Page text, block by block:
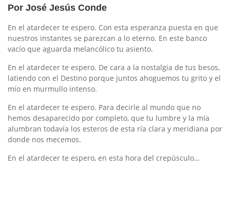
Por José Jesús Conde
En el atardecer te espero. Con esta esperanza puesta en que
nuestros instantes se parezcan a lo eterno. En este banco
vacío que aguarda melancólico tu asiento.
En el atardecer te espero. De cara a la nostalgia de tus besos,
latiendo con el Destino porque juntos ahoguemos tu grito y el
mío en murmullo intenso.
En el atardecer te espero. Para decirle al mundo que no
hemos desaparecido por completo, que tu lumbre y la mía
alumbran todavía los esteros de esta ría clara y meridiana por
donde nos mecemos.
En el atardecer te espero, en esta hora del crepúsculo…